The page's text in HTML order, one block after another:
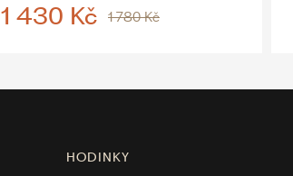
1 430 Kč 1 780 Kč
HODINKY